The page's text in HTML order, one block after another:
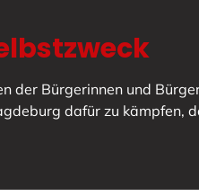
der Bürgerinnen und
dafür zu kämpfen,